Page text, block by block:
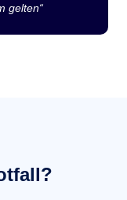
gelten“